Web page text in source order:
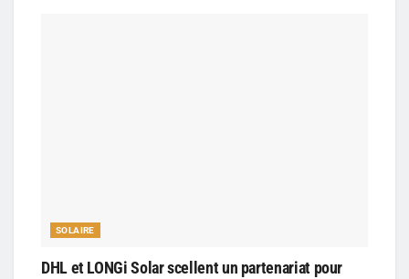
SOLAIRE
DHL et LONGi Solar scellent un partenariat pour